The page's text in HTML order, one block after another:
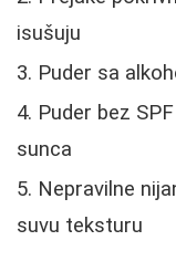
isušuju
Puder sa
Puder bez
sunca
Nepravilne
suvu teksturu